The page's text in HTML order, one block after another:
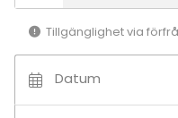
Lokal
Styrelserum
Konferenscenter
Tillgänglighet via
Datum